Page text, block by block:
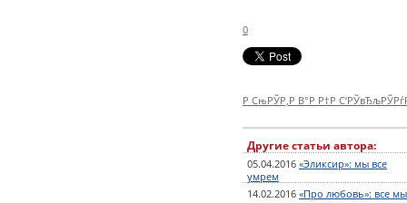
0
Р СњРЎР‚Р В°Р Р†Р
Другие статьи автора:
05.04.2016 «Эликсир»: мы все
умрем
14.02.2016 «Про любовь»: все мы